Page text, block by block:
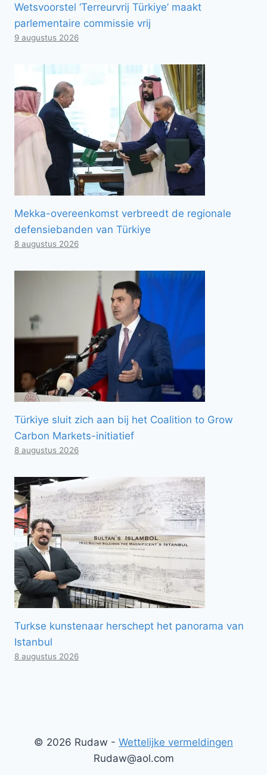
Wetsvoorstel ‘Terreurvrij Türkiye’ maakt
parlementaire commissie vrij
9 augustus 2026
Mekka-overeenkomst verbreedt de regionale
defensiebanden van Türkiye
8 augustus 2026
Türkiye sluit zich aan bij het Coalition to Grow
Carbon Markets-initiatief
8 augustus 2026
Turkse kunstenaar herschept het panorama van
Istanbul
8 augustus 2026
© 2026 Rudaw - Wettelijke vermeldingen
Rudaw@aol.com